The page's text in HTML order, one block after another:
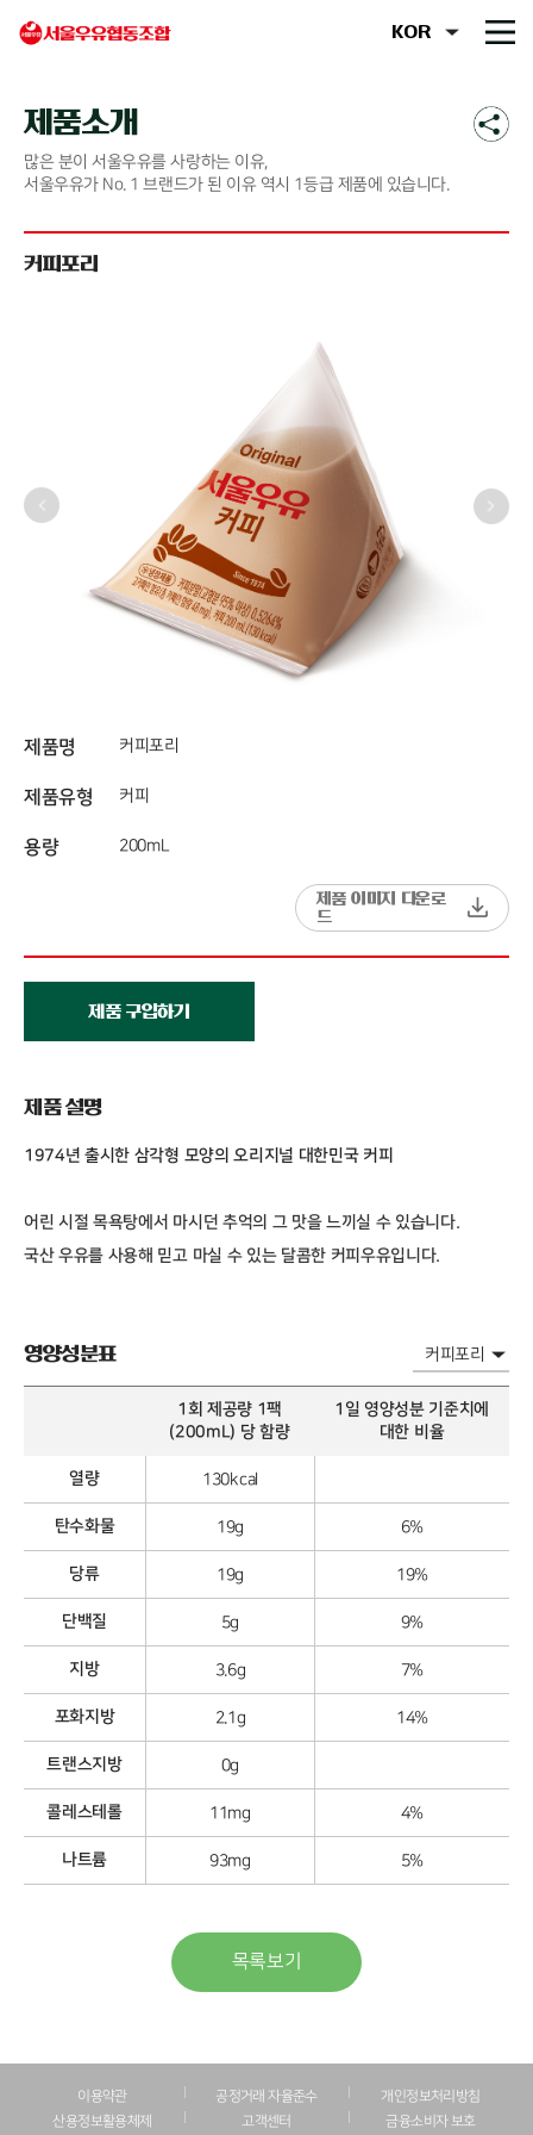
제품소개
많은 분이 서울우유를 사랑하는 이유,
서울우유가 No. 1 브랜드가 된 이유 역시 1등급 제품에 있습니다.
커피포리
제품명 커피포리
제품유형 커피
용량 200mL
제품 이미지 다운로
드
제품 구입하기
제품 설명
1974년 출시한 삼각형 모양의 오리지널 대한민국 커피
어린 시절 목욕탕에서 마시던 추억의 그 맛을 느끼실 수 있습니다.
국산 우유를 사용해 믿고 마실 수 있는 달콤한 커피우유입니다.
영양성분표
1회 제공량 1팩
(200mL) 당 함량
1일 영양성분 기준치에
대한 비율
열량 130kcal
탄수화물 19g 6%
당류 19g 19%
단백질 5g 9%
지방 3.6g 7%
포화지방 2.1g 14%
트랜스지방 0g
콜레스테롤 11mg 4%
나트륨 93mg 5%
목록보기
이용약관 공정거래 자율준수
개인정보처리방침
산용정보활용체제
고객센터 금융소비자 보호